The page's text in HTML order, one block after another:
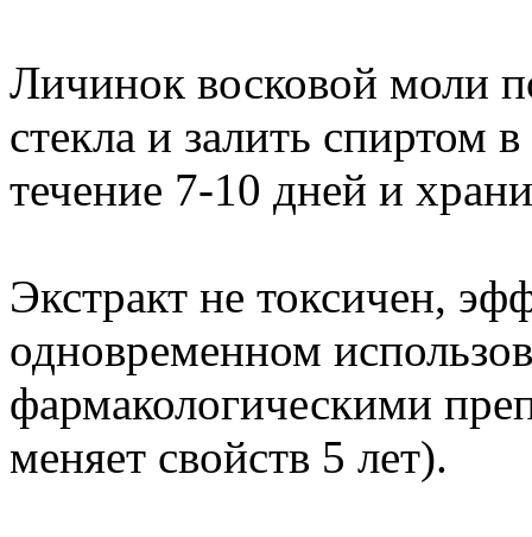
Личинок восковой моли
стекла и залить спиртом
течение 7-10 дней и
Экстракт не токсичен,
одновременном
фармакологическими
меняет свойств 5 лет).